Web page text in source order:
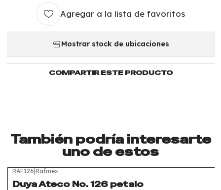
Agregar a la lista de favoritos
Mostrar stock de ubicaciones
COMPARTIR ESTE PRODUCTO
También podría interesarte
uno de estos
RAF126 Rafmex
Duya Ateco No. 126 petalo